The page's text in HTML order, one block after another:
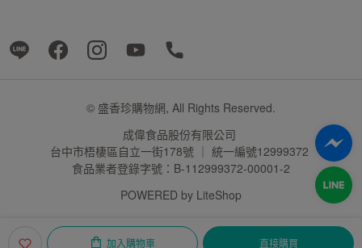
加入購物車 直接購買
© 盛香珍購物網, All Rights Reserved.
成偉食品股份有限公司
台中市梧棲區自立一街178號 ｜ 統一編號12999372
食品業者登錄字號：B-112999372-00001-2
POWERED by LiteShop